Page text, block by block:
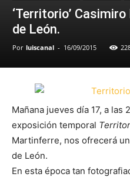
‘Territorio’
de León.
Por luiscanal - 16/09/2015
Mañana jueves día 17, a las
exposición temporal
Martinferre, nos ofrecerá
de León.
En esta época tan